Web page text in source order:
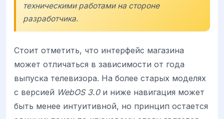
техническими работами на стороне
разработчика.
Стоит отметить, что интерфейс магазина
может отличаться в зависимости от года
выпуска телевизора. На более старых моделях
с версией WebOS 3.0и ниже навигация может
быть менее интуитивной, но принцип остается